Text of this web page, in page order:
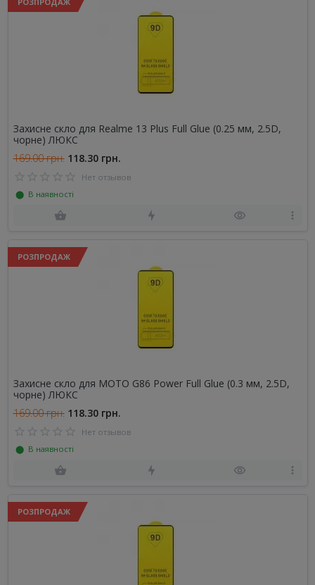
Захисне скло для Realme 13 Plus Full Glue (0.25 мм, 2.5D,
чорне) ЛЮКС
169.00 грн. 118.30 грн.
Нет отзывов
⬤ В наявності
РОЗПРОДАЖ
Захисне скло для MOTO G86 Power Full Glue (0.3 мм, 2.5D,
чорне) ЛЮКС
169.00 грн. 118.30 грн.
Нет отзывов
⬤ В наявності
РОЗПРОДАЖ